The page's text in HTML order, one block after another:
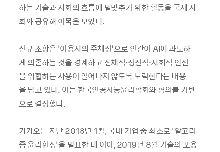
하는 기술과 사회의 흐름에 발맞추기 위한 활동을 국제 사
회와 공유해 이목을 모았다.
신규 조항은 ‘이용자의 주체성’으로 인간이 AI에 과도하
게 의존하는 것을 경계하고 신체적·정신적·사회적 안전
을 위협하는 사용이 일어나지 않도록 노력한다는 내용
을 담고 있다. 이는 한국인공지능윤리학회와 협의를 기반
으로 결정했다.
카카오는 지난 2018년 1월, 국내 기업 중 최초로 ‘알고리
즘 윤리헌장’을 발표한 데 이어, 2019년 8월 기술의 포용